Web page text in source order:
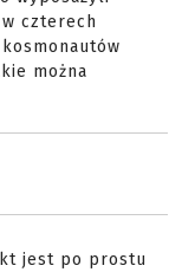
czterech
można
jest po prostu